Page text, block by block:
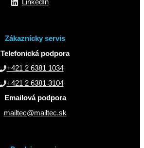
LinkedIn
Zákaznícky servis
Telefonická podpora
+421 2 6381 1034
+421 2 6381 3104
Emailová podpora
mailtec@mailtec.sk